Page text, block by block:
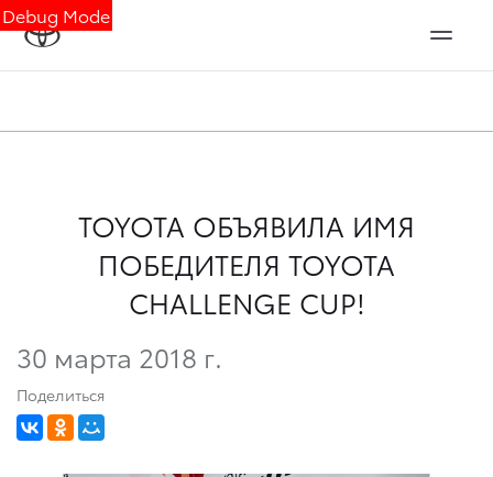
Debug Mode
TOYOTA ОБЪЯВИЛА ИМЯ
ПОБЕДИТЕЛЯ TOYOTA
CHALLENGE СUP!
30 марта 2018 г.
Поделиться